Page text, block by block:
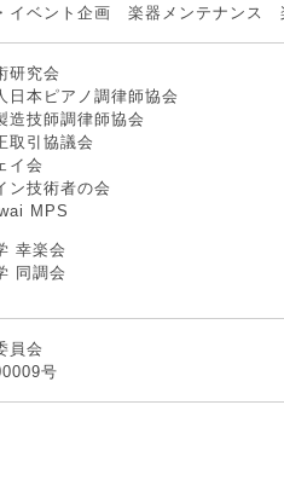
イベント企画 楽器メンテナンス
研究会
日本ピアノ調律師協会
造技師調律師協会
取引協議会
イ会
ン技術者の会
MPS
幸楽会
同調会
員会
号